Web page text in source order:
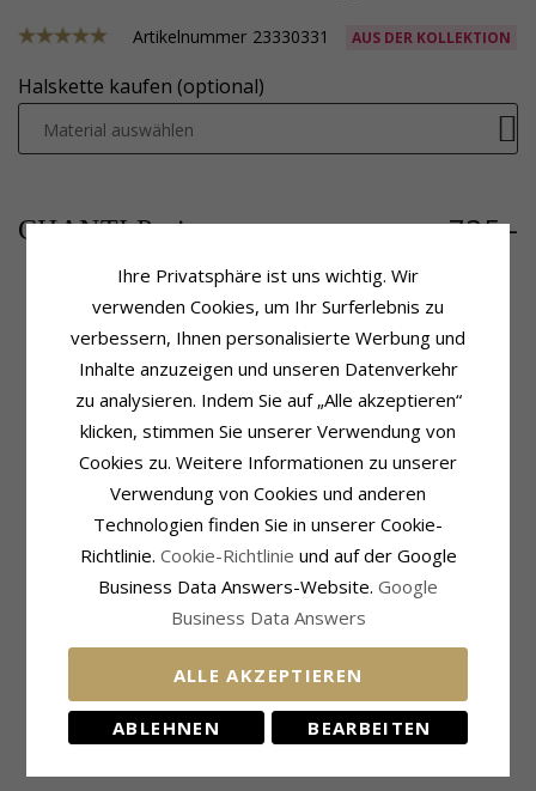
Artikelnummer 23330331 AUS DER KOLLEKTION
Halskette kaufen (optional)
Material auswählen
CHANTI Preis 735,-
Produktinformation
Anhänger:Rosettenanhänger
Metall:Weißgold
Oberfläche: Polierter
Schmuckstein
Stückzahl:12
Schmuckstein: Diamant
Diamantfarbe: Wesselton
Diamantreinheit:SI
Karat:
Schmuckstein
Facettenschliff
Blauem
Topas
Fassung
Höhe Ohne Öse:
Breite: 11,1 mm
Tiefe:5,5 mm
Lieferzeit
Lieferzeit:4-5 Werktage
Breiten
Schlange Max.:1,4 mm
Ihre Privatsphäre ist uns wichtig. Wir
verwenden Cookies, um Ihr Surferlebnis zu
verbessern, Ihnen personalisierte Werbung und
Inhalte anzuzeigen und unseren Datenverkehr
zu analysieren. Indem Sie auf „Alle akzeptieren“
klicken, stimmen Sie unserer Verwendung von
Cookies zu. Weitere Informationen zu unserer
Verwendung von Cookies und anderen
Technologien finden Sie in unserer Cookie-
Richtlinie. Cookie-Richtlinie und auf der Google
Business Data Answers-Website. Google
Business Data Answers
ALLE AKZEPTIEREN
ABLEHNEN BEARBEITEN